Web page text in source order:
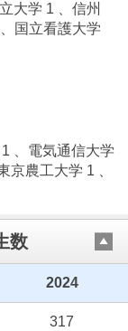
大学 1 、信州
国立看護大学
、電気通信大学
京農工大学 1 、
数
2024
317